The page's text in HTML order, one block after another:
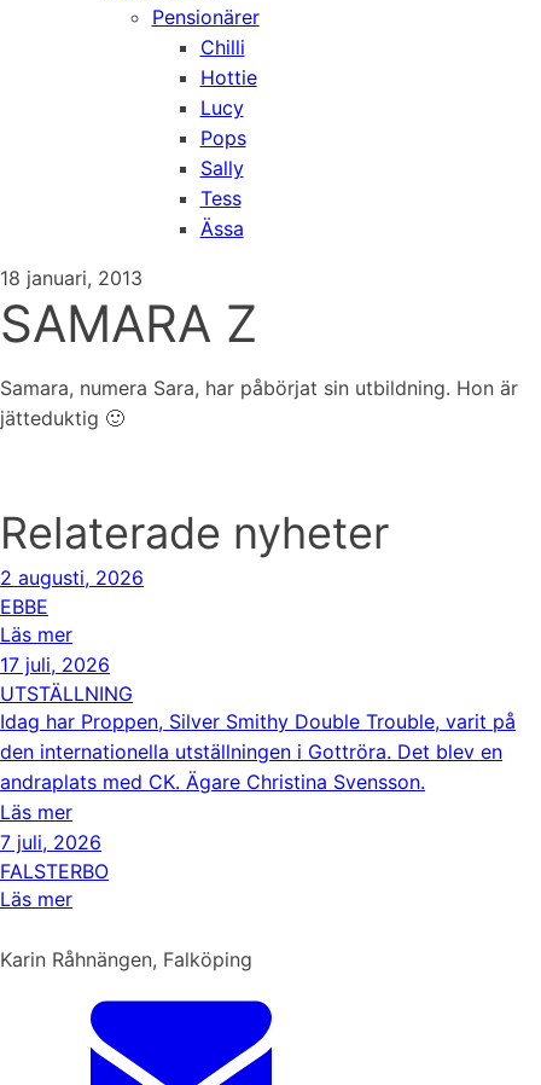
Pensionärer
Chilli
Hottie
Lucy
Pops
Sally
Tess
Ässa
18 januari, 2013
SAMARA Z
Samara, numera Sara, har påbörjat sin utbildning. Hon är
jätteduktig 🙂
Relaterade nyheter
2 augusti, 2026
EBBE
Läs mer
17 juli, 2026
UTSTÄLLNING
Idag har Proppen, Silver Smithy Double Trouble, varit på
den internationella utställningen i Gottröra. Det blev en
andraplats med CK. Ägare Christina Svensson.
Läs mer
7 juli, 2026
FALSTERBO
Läs mer
Karin Råhnängen, Falköping